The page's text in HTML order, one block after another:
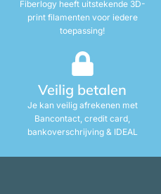
Fiberlogy heeft uitstekende 3D-
print filamenten voor iedere
toepassing!
Veilig betalen
Je kan veilig afrekenen met
Bancontact, credit card,
bankoverschrijving & IDEAL